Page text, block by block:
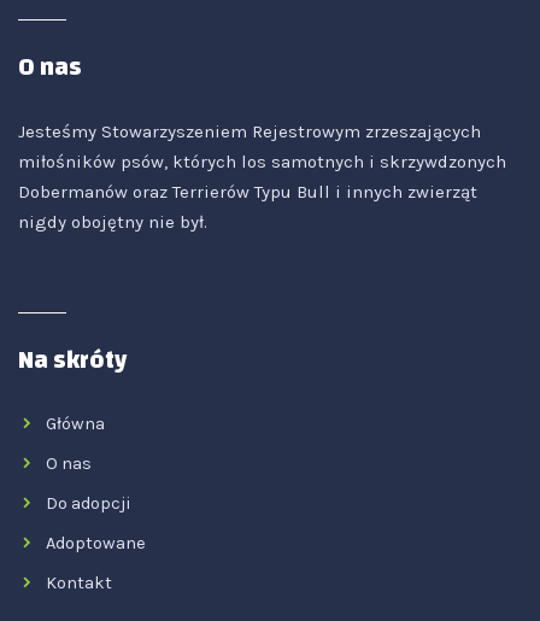
O nas
Jesteśmy Stowarzyszeniem Rejestrowym zrzeszających
miłośników psów, których los samotnych i skrzywdzonych
Dobermanów oraz Terrierów Typu Bull i innych zwierząt
nigdy obojętny nie był.
Na skróty
Główna
O nas
Do adopcji
Adoptowane
Kontakt